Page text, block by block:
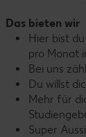
Das bieten wir
Hier bist
pro Monat
Bei uns
Du willst
Mehr für
Super